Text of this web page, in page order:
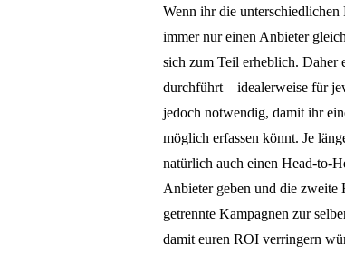
Wenn ihr die
immer nur einen Anbieter
sich zum Teil erheblich. Daher
durchführt – idealerweise für
jedoch notwendig, damit ihr
möglich erfassen könnt. Je
natürlich auch einen Head-to-
Anbieter geben und die zweite
getrennte Kampagnen zur
damit euren ROI verringern